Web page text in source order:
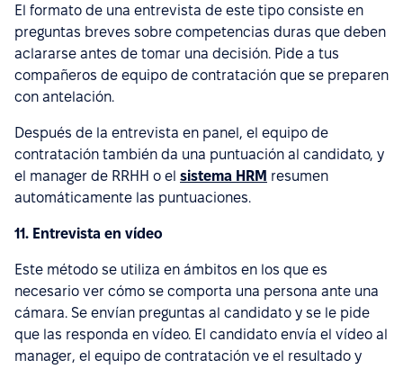
El formato de una entrevista de este tipo consiste en
preguntas breves sobre competencias duras que deben
aclararse antes de tomar una decisión. Pide a tus
compañeros de equipo de contratación que se preparen
con antelación.
Después de la entrevista en panel, el equipo de
contratación también da una puntuación al candidato, y
el manager de RRHH o el sistema HRM resumen
automáticamente las puntuaciones.
11. Entrevista en vídeo
Este método se utiliza en ámbitos en los que es
necesario ver cómo se comporta una persona ante una
cámara. Se envían preguntas al candidato y se le pide
que las responda en vídeo. El candidato envía el vídeo al
manager, el equipo de contratación ve el resultado y